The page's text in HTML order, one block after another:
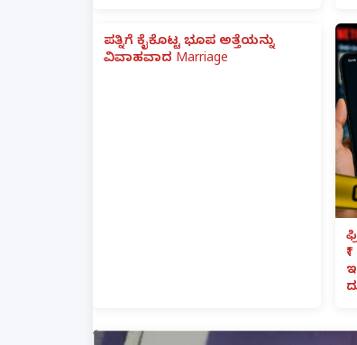
ಪತ್ನಿಗೆ ಕೈಕೊಟ್ಟ ಭೂಪ ಅತ್ತೆಯನ್ನು
ವಿವಾಹವಾದ Marriage